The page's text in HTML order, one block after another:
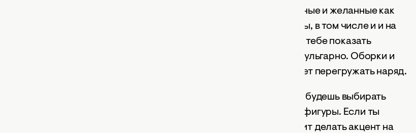
Мы уже говорили о том, что рюши в этом сезоне модные и желанные как
никогда. Они приветствуются на любых видах одежды, в том числе и и на
с рюшами позволит тебе показать
романтичность своей натуры, выглядеть мило, а не вульгарно. Оборки и
воланы – это прекрасный аксессуар, который не будет перегружать наряд.
Рюши – это модно и без излишеств. Внимание! Когда будешь выбирать
купальник с рюшами, обрати внимание на тип своей фигуры. Если ты
обладательница фигуры типа «треугольник», не стоит делать акцент на